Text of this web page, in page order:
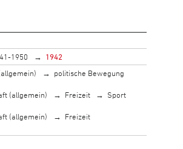
1950
1942
politische Bewegung
(allgemein) Freizeit
Sport
(allgemein)
Freizeit